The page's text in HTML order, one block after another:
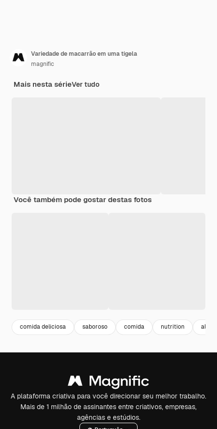
Variedade de macarrão em uma tigela
magnific
Mais nesta sérieVer tudo
Você também pode gostar destas fotos
comida deliciosa saboroso comida nutrition
A plataforma criativa para você direcionar seu melhor trabalho.
Mais de 1 milhão de assinantes entre criativos, empresas,
agências e estúdios.